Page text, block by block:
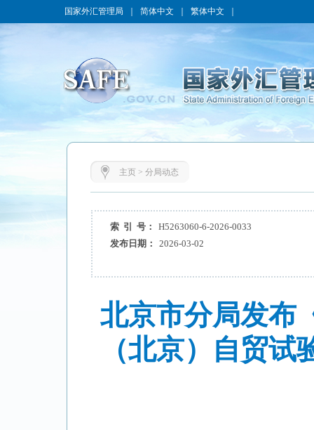
国家外汇管理局 简体中文 繁体中文
主页> 分局动态
索 引 号：
H5263060-6-2026-0033
发布日期：
2026-03-02
北京市分局发布
（北京）自贸